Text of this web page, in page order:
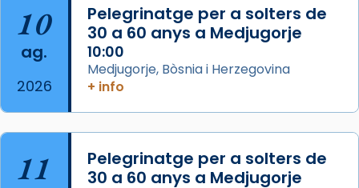
Aquest dilluns, 27 de juliol, ha tingut lloc la
missa d’acció de gràcies en agraïment al
comitè organitzador de la visita apostòlica
del Sant Pare Lleó XIV a Barcelona, i als
col·laboradors, a la Catedral de Barcelona.
L’arquebisbe de Barcelona, el cardenal Joan
Josep Omella, ha presidit la missa i l’ha
concelebrat el bisbe auxiliar de Barcelona,
Mons. David Abadías.
10
ag.
2026
Pelegrinatge per a solters de
30 a 60 anys a Medjugorje
10:00
Medjugorje, Bòsnia i Herzegovina
+ info
11
Pelegrinatge per a solters de
30 a 60 anys a Medjugorje